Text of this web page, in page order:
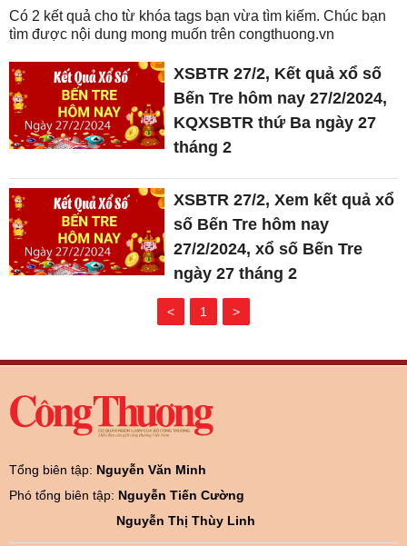
Có 2 kết quả cho từ khóa tags bạn vừa tìm kiếm. Chúc bạn
tìm được nội dung mong muốn trên congthuong.vn
XSBTR 27/2, Kết quả xổ số
Bến Tre hôm nay 27/2/2024,
KQXSBTR thứ Ba ngày 27
tháng 2
XSBTR 27/2, Xem kết quả xổ
số Bến Tre hôm nay
27/2/2024, xổ số Bến Tre
ngày 27 tháng 2
< 1 >
Tổng biên tập: Nguyễn Văn Minh
Phó tổng biên tập: Nguyễn Tiến Cường
Nguyễn Thị Thùy Linh